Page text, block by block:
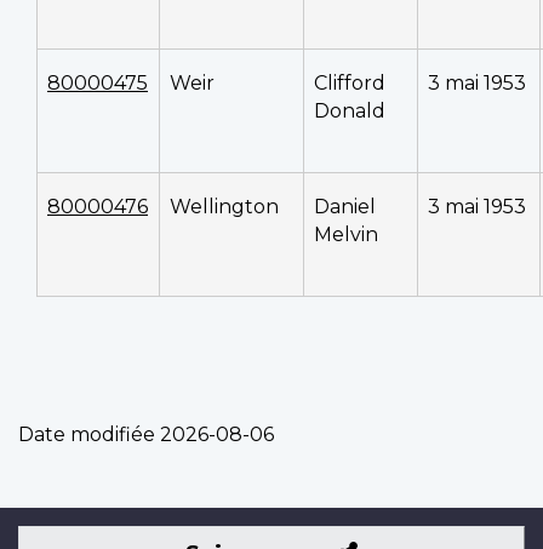
80000475 Weir
Clifford
Donald
3 mai 1953
80000476 Wellington
Daniel
Melvin
3 mai 1953
Date modifiée 2026-08-06